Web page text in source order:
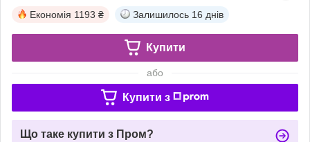
Економія 1193 ₴ Залишилось 16 днів
Купити
або
Купити з
Що таке купити з Пром?